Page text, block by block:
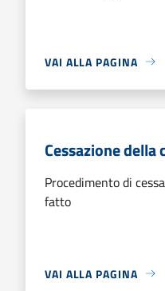
VAI ALLA PAGINA
Cessazione
Procedimento di
fatto
VAI ALLA PAGINA